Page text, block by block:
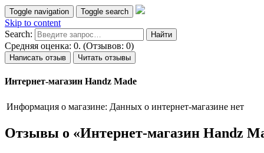
Toggle navigation Toggle search
Skip to content
Search:
Средняя оценка: 0. (Отзывов: 0)
Написать отзыв Читать отзывы
Интернет-магазин Handz Made
Информация о магазине: Данных о интернет-магазине нет
Отзывы о «Интернет-магазин Handz